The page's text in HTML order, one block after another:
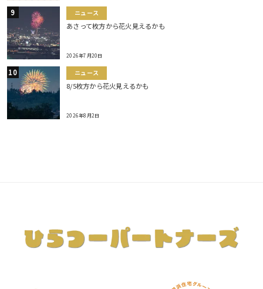
ニュース
あさって枚方から花火見えるかも
2026年7月20日
ニュース
8/5枚方から花火見えるかも
2026年8月2日